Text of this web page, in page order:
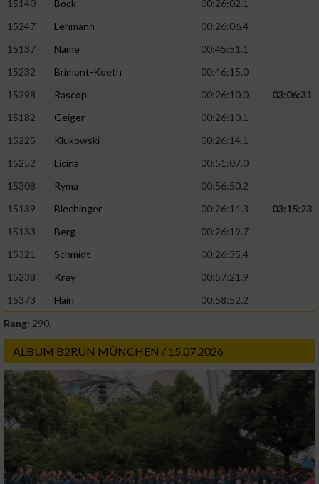
15140
Bock
00:26:02.1
15247
Lehmann
00:26:06.4
15137
Name
00:45:51.1
15232
Brimont-Koeth
00:46:15.0
15298
Rascop 00:26:10.0
03:06:31
15182
Geiger
00:26:10.1
15225
Klukowski
00:26:14.1
15252
Licina
00:51:07.0
15308
Ryma
00:56:50.2
15139
Blechinger 00:26:14.3
03:15:23
15133
Berg
00:26:19.7
15321
Schmidt
00:26:35.4
15238
Krey
00:57:21.9
15373
Hain
00:58:52.2
Rang: 290.
ALBUM B2RUN MÜNCHEN / 15.07.2026